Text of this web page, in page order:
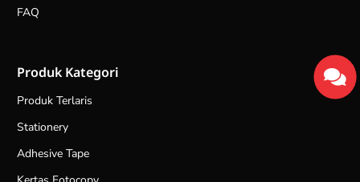
FAQ
Produk Kategori
Produk Terlaris
Stationery
Adhesive Tape